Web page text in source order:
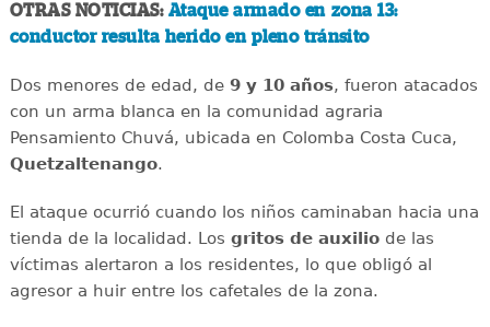
OTRAS NOTICIAS:Ataque armado en zona 13:
conductor resulta herido en pleno tránsito
Dos menores de edad, de 9 y 10 años, fueron atacados
con un arma blanca en la comunidad agraria
Pensamiento Chuvá, ubicada en Colomba Costa Cuca,
Quetzaltenango.
El ataque ocurrió cuando los niños caminaban hacia una
tienda de la localidad. Los gritos de auxiliode las
víctimas alertaron a los residentes, lo que obligó al
agresor a huir entre los cafetales de la zona.